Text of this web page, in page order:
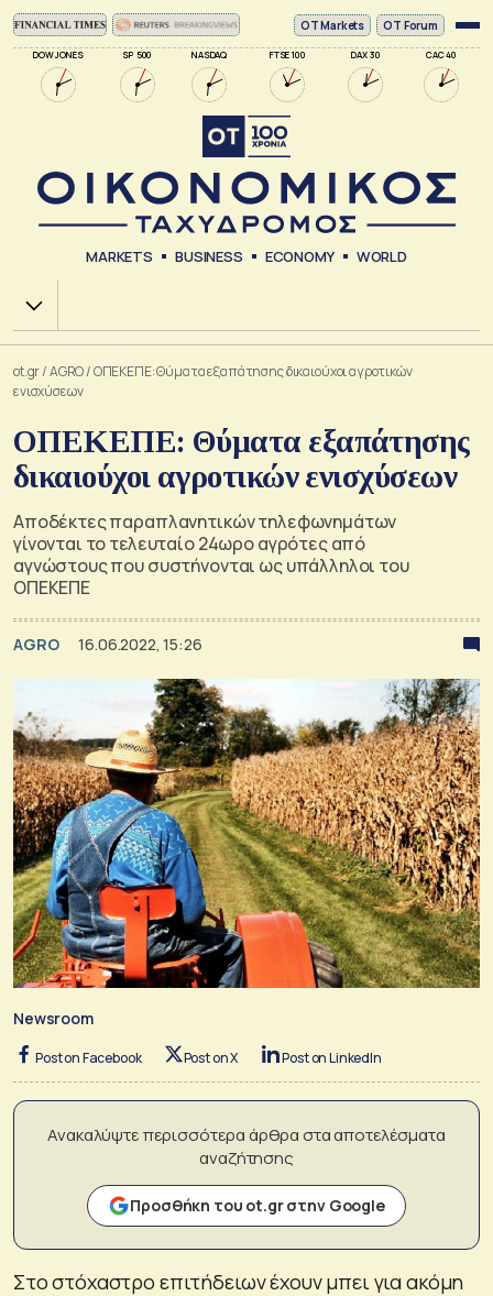
DOW JONES SP 500 NASDAQ FTSE 100 DAX 30 CAC 40
ΟΤ Markets OT Forum
MARKETS BUSINESS ECONOMY WORLD
Χ.Α.
ot.gr/AGRO/ΟΠΕΚΕΠΕ: Θύματα εξαπάτησης δικαιούχοι αγροτικών
ενισχύσεων
ΟΠΕΚΕΠΕ: Θύματα εξαπάτησης
δικαιούχοι αγροτικών ενισχύσεων
Αποδέκτες παραπλανητικών τηλεφωνημάτων
γίνονται το τελευταίο 24ωρο αγρότες από
αγνώστους που συστήνονται ως υπάλληλοι του
ΟΠΕΚΕΠΕ
AGRO 16.06.2022, 15:26
Newsroom
Post on Facebook Post on X Post on LinkedIn
Ανακαλύψτε περισσότερα άρθρα στα αποτελέσματα
αναζήτησης
Προσθήκη του ot.gr στην Google
Στο στόχαστρο επιτήδειων έχουν μπει για ακόμη